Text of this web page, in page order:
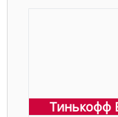
Тинькофф